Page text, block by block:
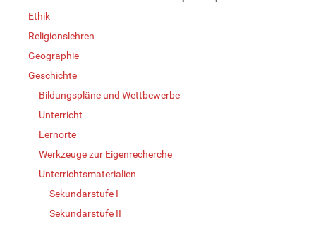
Ethik
Religionslehren
Geographie
Geschichte
Bildungspläne und Wettbewerbe
Unterricht
Lernorte
Werkzeuge zur Eigenrecherche
Unterrichtsmaterialien
Sekundarstufe I
Sekundarstufe II